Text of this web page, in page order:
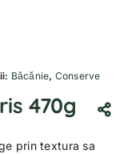
Băcănie, Conserve
470g
prin textura sa